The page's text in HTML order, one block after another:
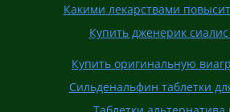
Какими лекарствами
Купить дженерик
Купить оригинальную
Сильденальфин таблетки